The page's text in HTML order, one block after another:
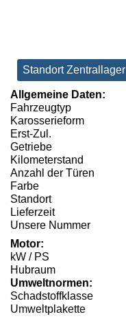
Standort Zentrallager
Allgemeine Daten:
Fahrzeugtyp
Karosserieform
Erst-Zul.
Getriebe
Kilometerstand
Anzahl der Türen
Farbe
Standort
Lieferzeit
Unsere Nummer
Motor:
kW / PS
Hubraum
Umweltnormen:
Schadstoffklasse
Umweltplakette